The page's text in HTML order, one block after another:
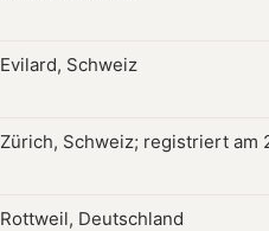
Evilard, Schweiz
Zürich, Schweiz; registriert am
Rottweil, Deutschland